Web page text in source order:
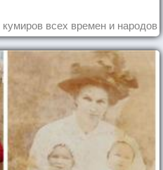
всех времен и народов